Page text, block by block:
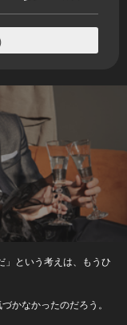
」という考えは、もうひ
かなかったのだろう。